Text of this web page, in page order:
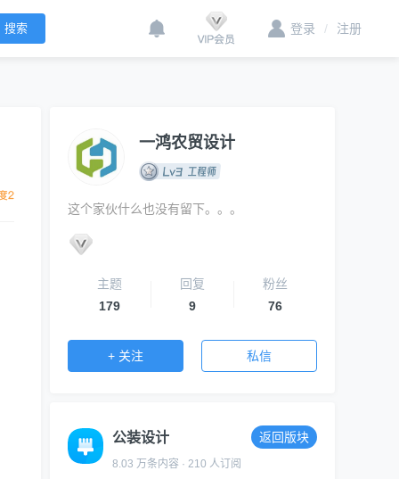
登录 / 注册
一鸿农贸设计
这个家伙什么也没有留下。。。
主题
179
回复
9
粉丝
76
+ 关注 私信
公装设计 返回版块
8.03 万条内容 · 210 人订阅